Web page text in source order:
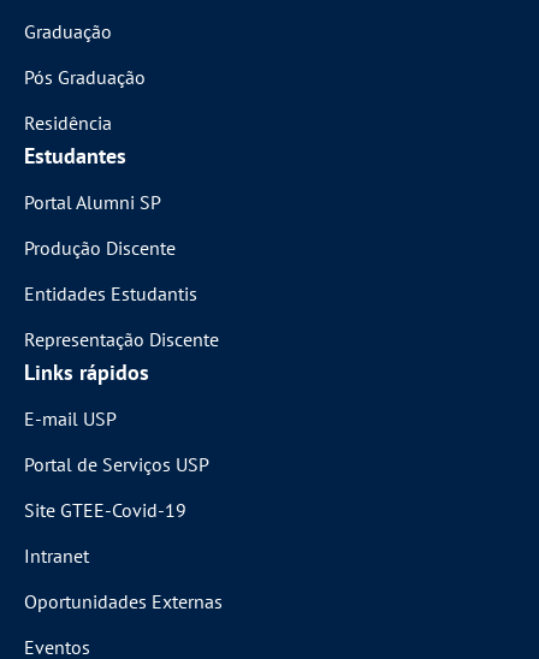
Graduação
Pós Graduação
Residência
Estudantes
Portal Alumni SP
Produção Discente
Entidades Estudantis
Representação Discente
Links rápidos
E-mail USP
Portal de Serviços USP
Site GTEE-Covid-19
Intranet
Oportunidades Externas
Eventos